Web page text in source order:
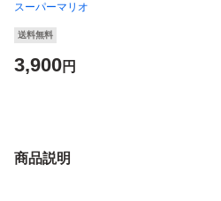
スーパーマリオ
送料無料
3,900円
商品説明